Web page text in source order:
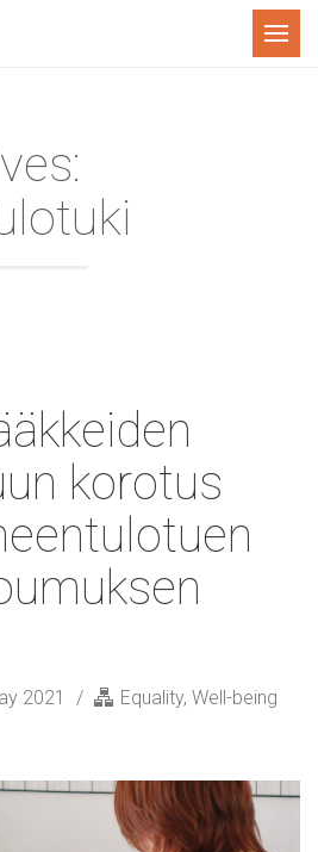
Menu
korotus
2021 Equality, Well-being